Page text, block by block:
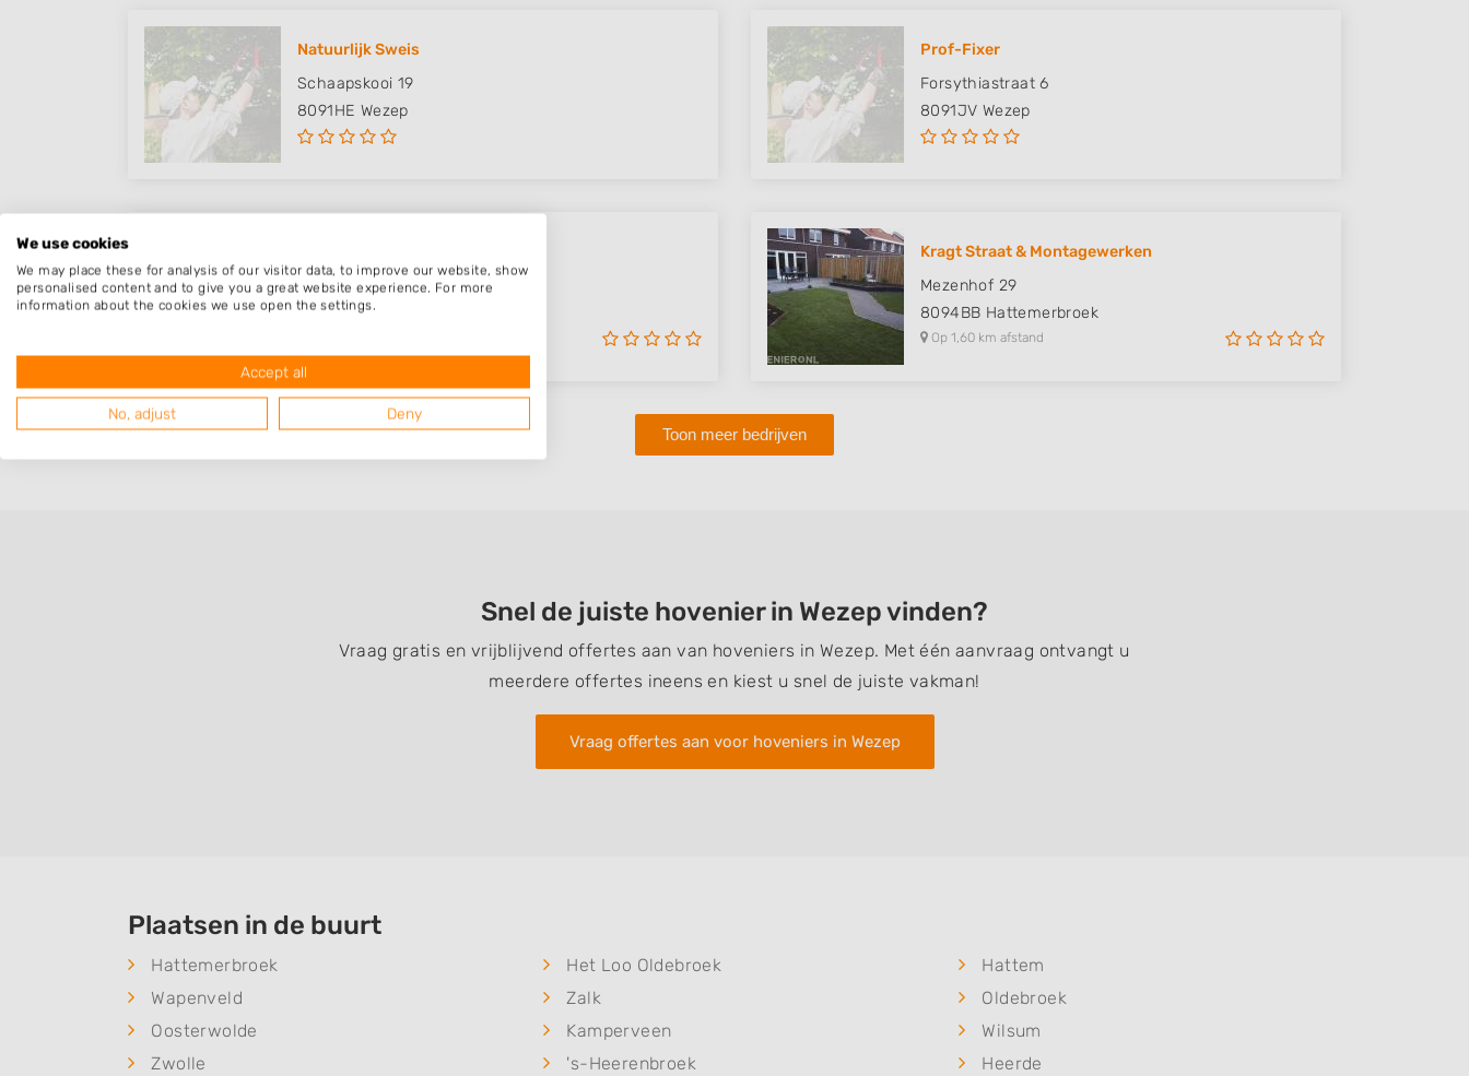
Natuurlijk Sweis
Schaapskooi 19
8091HE Wezep
Prof-Fixer
Forsythiastraat 6
8091JV Wezep
Voskuilerdijk 5
8094PT Hattemerbroek
Kragt Straat & Montagewerken
Mezenhof 29
8094BB Hattemerbroek
Op 1,60 km afstand
Toon meer bedrijven
Snel de juiste hovenier in Wezep vinden?
Vraag gratis en vrijblijvend offertes aan van hoveniers in Wezep. Met één aanvraag ontvangt u
meerdere offertes ineens en kiest u snel de juiste vakman!
Vraag offertes aan voor hoveniers in Wezep
Plaatsen in de buurt
Hattemerbroek Het Loo Oldebroek
Hattem
Wapenveld
Zalk
Oldebroek
Oosterwolde
Kamperveen
Wilsum
Zwolle
's-Heerenbroek Heerde
We use cookies
We may place these for analysis of our visitor data, to improve our website, show
personalised content and to give you a great website experience. For more
information about the cookies we use open the settings.
Accept all
No, adjust Deny